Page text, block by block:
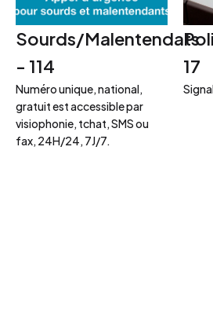
Sourds/Malentendats
- 114
Numéro unique, national,
gratuit est accessible par
visiophonie, tchat, SMS ou
fax, 24H/24, 7J/7.
17